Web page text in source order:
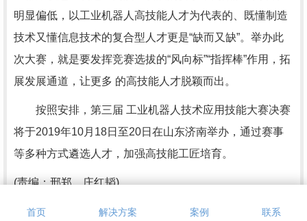
明显偏低，以工业机器人高技能人才为代表的、既懂制造
技术又懂信息技术的复合型人才更是“缺而又缺”。举办此
次大赛，就是要发挥竞赛选拔的“风向标”“指挥棒”作用，拓
展发展通道，让更多 的高技能人才脱颖而出。
按照安排，第三届 工业机器人技术应用技能大赛决赛
将于2019年10月18日至20日在山东济南举办，通过赛事
等多种方式遴选人才，加强高技能工匠培育。
(责编：邢郑、庄红韬)
首页 解决方案 案例 联系